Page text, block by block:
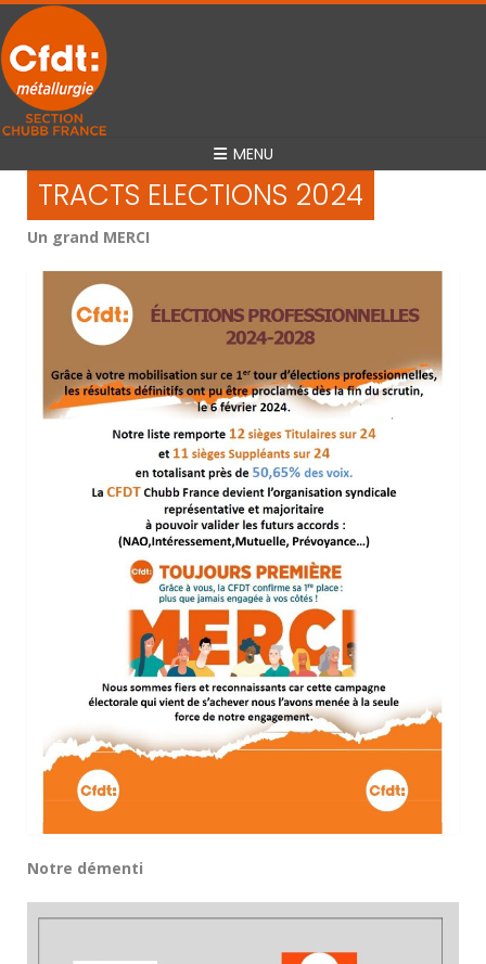
MENU
TRACTS ELECTIONS 2024
Un grand MERCI
Notre démenti